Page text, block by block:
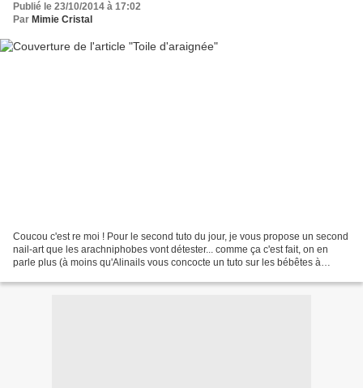
Publié le 23/10/2014 à 17:02
Par Mimie Cristal
Coucou c'est re moi ! Pour le second tuto du jour, je vous propose un second
nail-art que les arachniphobes vont détester... comme ça c'est fait, on en
parle plus (à moins qu'Alinails vous concocte un tuto sur les bébêtes à